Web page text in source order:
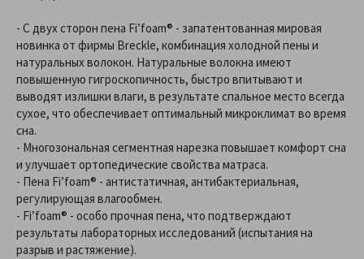
- С двух сторон пена Fi’foam® - запатентованная мировая
новинка от фирмы Breckle, комбинация холодной пены и
натуральных волокон. Натуральные волокна имеют
повышенную гигроскопичность, быстро впитывают и
выводят излишки влаги, в результате спальное место всегда
сухое, что обеспечивает оптимальный микроклимат во время
сна.
- Многозональная сегментная нарезка повышает комфорт сна
и улучшает ортопедические свойства матраса.
- Пена Fi’foam® - антистатичная, антибактериальная,
регулирующая влагообмен.
- Fi’foam® - особо прочная пена, что подтверждают
результаты лабораторных исследований (испытания на
разрыв и растяжение).